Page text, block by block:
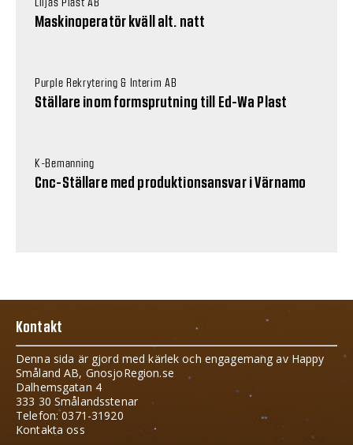
Maskinoperatör kväll alt. natt
Purple Rekrytering & Interim AB
Ställare inom formsprutning till Ed-Wa Plast
K-Bemanning
Cnc-Ställare med produktionsansvar i Värnamo
Kontakt
Denna sida är gjord med kärlek och engagemang av Happy
Småland AB, GnosjoRegion.se
Dalhemsgatan 4
333 30 Smålandsstenar
Telefon: 0371-31920
Kontakta oss